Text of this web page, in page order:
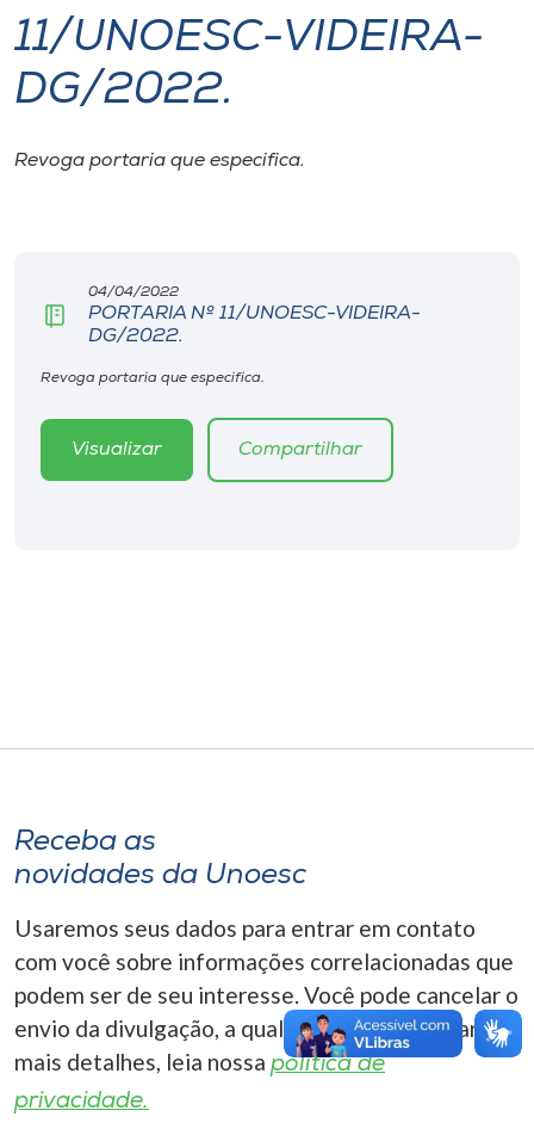
I.nova
Biblioteca
Rádio
A+
11/UNOESC-VIDEIRA-
DG/2022.
Revoga portaria que especifica.
04/04/2022
PORTARIA Nº 11/UNOESC-VIDEIRA-
DG/2022.
Revoga portaria que especifica.
Visualizar Compartilhar
Receba as
novidades da Unoesc
Usaremos seus dados para entrar em contato
com você sobre informações correlacionadas que
podem ser de seu interesse. Você pode cancelar o
envio da divulgação, a qualquer momento. Para
mais detalhes, leia nossa política de
privacidade.